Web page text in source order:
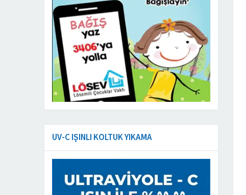
UV-C IŞINLI KOLTUK YIKAMA